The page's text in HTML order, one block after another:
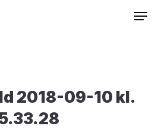
2018-09-10 kl.